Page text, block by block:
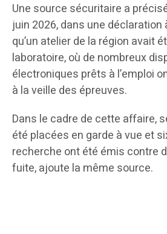
Une source sécuritaire a
juin 2026, dans une déclaration
qu’un atelier de la région avait
laboratoire, où de nombreux
électroniques prêts à l’emploi
à la veille des épreuves.
Dans le cadre de cette affaire,
été placées en garde à vue et
recherche ont été émis contre
fuite, ajoute la même source.